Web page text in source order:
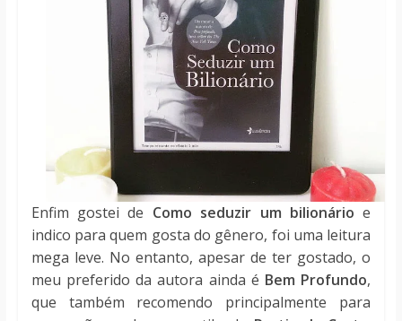
Enfim gostei de Como seduzir um bilionário e
indico para quem gosta do gênero, foi uma leitura
mega leve. No entanto, apesar de ter gostado, o
meu preferido da autora ainda é Bem Profundo,
que também recomendo principalmente para